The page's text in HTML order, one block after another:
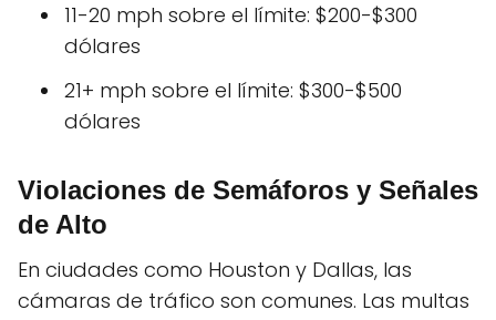
11-20 mph sobre el límite: $200-$300
dólares
21+ mph sobre el límite: $300-$500
dólares
Violaciones de Semáforos y Señales
de Alto
En ciudades como Houston y Dallas, las
cámaras de tráfico son comunes. Las multas